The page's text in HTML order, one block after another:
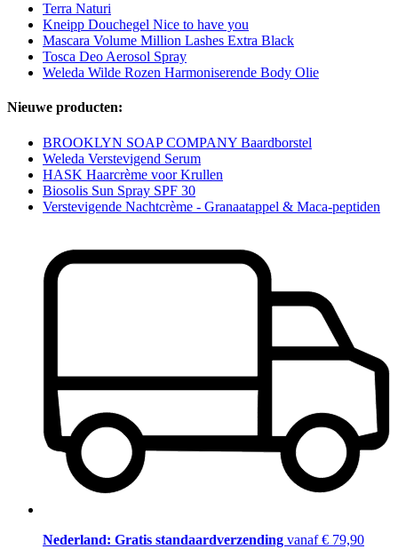
Terra Naturi
Kneipp Douchegel Nice to have you
Mascara Volume Million Lashes Extra Black
Tosca Deo Aerosol Spray
Weleda Wilde Rozen Harmoniserende Body Olie
Nieuwe producten:
BROOKLYN SOAP COMPANY Baardborstel
Weleda Verstevigend Serum
HASK Haarcrème voor Krullen
Biosolis Sun Spray SPF 30
Verstevigende Nachtcrème - Granaatappel & Maca-peptiden
Nederland: Gratis standaardverzending vanaf € 79,90